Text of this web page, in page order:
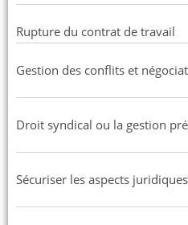
Rupture du contrat de travail
Gestion des conflits et
Droit syndical ou la gestion
Sécuriser les aspects